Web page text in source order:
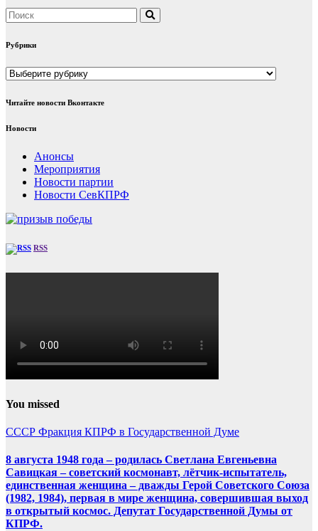
Рубрики
Рубрики
Читайте новости Вконтакте
Новости
Анонсы
Мероприятия
Новости партии
Новости СевКПРФ
RSS
You missed
СССР Фракция КПРФ в Государственной Думе
8 августа 1948 года – родилась Светлана Евгеньевна
Савицкая – советский космонавт, лётчик-испытатель,
единственная женщина – дважды Герой Советского Союза
(1982, 1984), первая в мире женщина, совершившая выход
в открытый космос. Депутат Государственной Думы от
КПРФ.